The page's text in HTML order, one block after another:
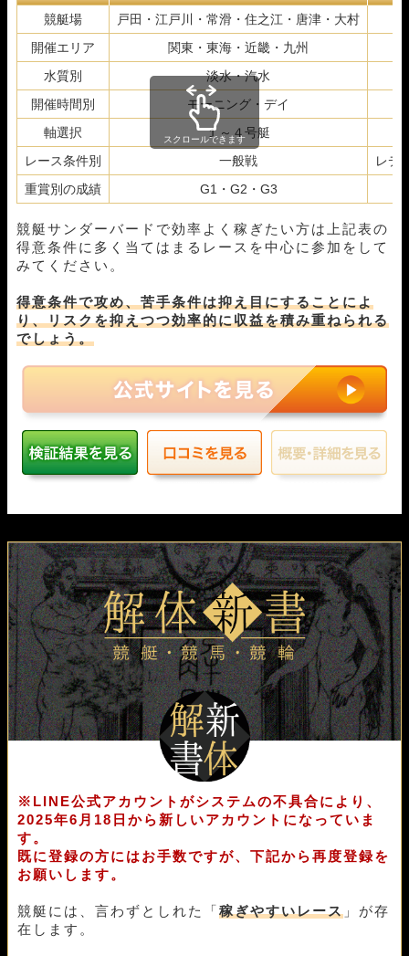
競艇場
戸田・江戸川・常滑・住之江・唐津・大村
開催エリア
関東・東海・近畿・九州
水質別
淡水・汽水
開催時間別
モーニング・デイ
軸選択
１～４号艇
レース条件別
一般戦
レデ
重賞別の成績
G1・G2・G3
スクロールできます
競艇サンダーバードで効率よく稼ぎたい方は上記表の
得意条件に多く当てはまるレースを中心に参加をして
みてください。
得意条件で攻め、苦手条件は抑え目にすることによ
り、リスクを抑えつつ効率的に収益を積み重ねられる
でしょう。
※LINE公式アカウントがシステムの不具合により、
2025年6月18日から新しいアカウントになっていま
す。
既に登録の方にはお手数ですが、下記から再度登録を
お願いします。
競艇には、言わずとしれた「稼ぎやすいレース 」が存
在します。